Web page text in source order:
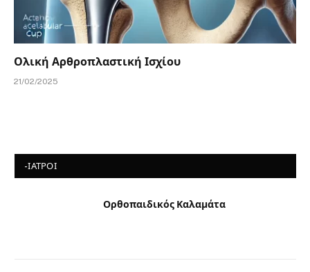
Ολική Αρθροπλαστική Ισχίου
21/02/2025
-ΙΑΤΡΟΙ
Ορθοπαιδικός Καλαμάτα